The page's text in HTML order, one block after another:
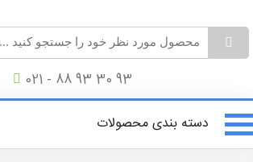
021 - 88 93 30 93
دسته بندی محصولات